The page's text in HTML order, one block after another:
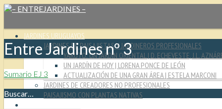
JARDINES URUGUAYOS
JARDINES DE PAISAJISTAS Y JARDINEROS PROFESIONALES
YARUTO: UN JARDÍN ORIENTAL | D. ECHEVESTE, J.L.
UN JARDÍN DE HOY | LORENA PONCE DE LEÓN
ACTUALIZACIÓN DE UNA GRAN ÁREA | ESTELA MARCONI
JARDINES DE CREADORES NO PROFESIONALES
PAISAJISMO CON PLANTAS NATIVAS
Entre Jardines nº 3
Sumario EJ 3
Buscar…